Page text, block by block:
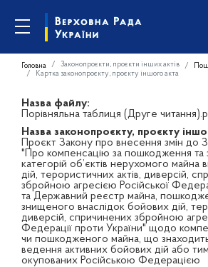
Головна Законопроєкти, проєкти інших актів
Картка законопроєкту, проєкту іншого акта
Назва файлу:
Порівняльна таблиця (Друге
Назва законопроєкту, проєкту
Проєкт Закону про внесення змін до
"Про компенсацію за пошкодження
категорій об’єктів нерухомого майна
дій, терористичних актів, диверсій,
збройною агресією Російської
та Державний реєстр майна,
знищеного внаслідок бойових дій,
диверсій, спричинених збройною
Федерації проти України" щодо
чи пошкодженого майна, що
ведення активних бойових дій або
окупованих Російською Федерацією